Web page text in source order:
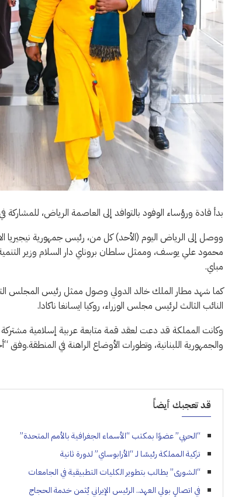
بدأ قادة ورؤساء الوفود بالتوافد إلى العاصمة الرياض، للمشاركة
ووصل إلى الرياض اليوم (الأحد) كل من، رئيس جمهورية نيجيريا
محمود علي يوسف، وممثل سلطان بروناي دار السلام وزير
مباي.
كما شهد مطار الملك خالد الدولي وصول ممثل رئيس المجلس
النائب الثالث لرئيس مجلس الوزراء، روكيا ايسانغا ناكادا.
وكانت المملكة قد دعت لعقد قمة متابعة عربية إسلامية مشتركة
والجمهورية اللبنانية، وتطورات الأوضاع الراهنة في المنطقة.وفق “أخبار
قد تعجبك أيضاً
“الحربي” عضوًا بمكتب “الأسماء الجغرافية بالأمم المتحدة”
تزكية المملكة رئيسًا لـ “الأرابوساي” لدورة ثانية
“الشورى” يطالب بتطوير الكليات التطبيقية في الجامعات
في اتصالٍ بولي العهد.. الرئيس الإيراني يُثمن خدمة الحجاج